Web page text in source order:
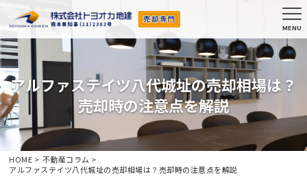
アルファステイツ八代城址の売却相場は？
売却時の注意点を解説
HOME > 不動産コラム >
アルファステイツ八代城址の売却相場は？売却時の注意点を解説